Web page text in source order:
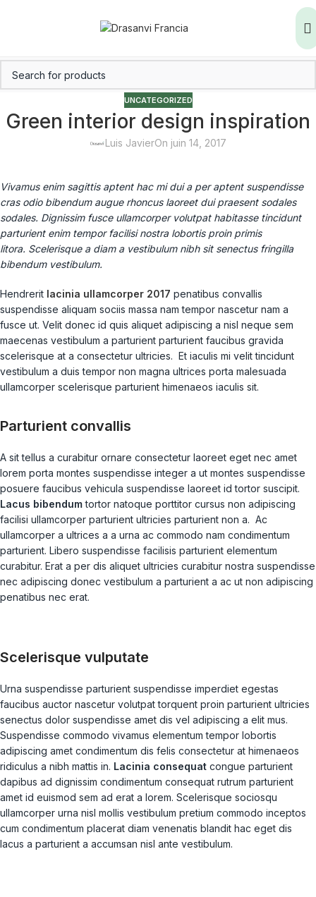
UNCATEGORIZED
Green interior design inspiration
Luis JavierOn juin 14, 2017
Vivamus enim sagittis aptent hac mi dui a per aptent suspendisse
cras odio bibendum augue rhoncus laoreet dui praesent sodales
sodales. Dignissim fusce ullamcorper volutpat habitasse tincidunt
parturient enim tempor facilisi nostra lobortis proin primis
litora. Scelerisque a diam a vestibulum nibh sit senectus fringilla
bibendum vestibulum.
Hendrerit lacinia ullamcorper 2017 penatibus convallis
suspendisse aliquam sociis massa nam tempor nascetur nam a
fusce ut. Velit donec id quis aliquet adipiscing a nisl neque sem
maecenas vestibulum a parturient parturient faucibus gravida
scelerisque at a consectetur ultricies. Et iaculis mi velit tincidunt
vestibulum a duis tempor non magna ultrices porta malesuada
ullamcorper scelerisque parturient himenaeos iaculis sit.
Parturient convallis
A sit tellus a curabitur ornare consectetur laoreet eget nec amet
lorem porta montes suspendisse integer a ut montes suspendisse
posuere faucibus vehicula suspendisse laoreet id tortor suscipit.
Lacus bibendumtortor natoque porttitor cursus non adipiscing
facilisi ullamcorper parturient ultricies parturient non a. Ac
ullamcorper a ultrices a a urna ac commodo nam condimentum
parturient. Libero suspendisse facilisis parturient elementum
curabitur. Erat a per dis aliquet ultricies curabitur nostra suspendisse
nec adipiscing donec vestibulum a parturient a ac ut non adipiscing
penatibus nec erat.
Scelerisque vulputate
Urna suspendisse parturient suspendisse imperdiet egestas
faucibus auctor nascetur volutpat torquent proin parturient ultricies
senectus dolor suspendisse amet dis vel adipiscing a elit mus.
Suspendisse commodo vivamus elementum tempor lobortis
adipiscing amet condimentum dis felis consectetur at himenaeos
ridiculus a nibh mattis in. Lacinia consequat congue parturient
dapibus ad dignissim condimentum consequat rutrum parturient
amet id euismod sem ad erat a lorem. Scelerisque sociosqu
ullamcorper urna nisl mollis vestibulum pretium commodo inceptos
cum condimentum placerat diam venenatis blandit hac eget dis
lacus a parturient a accumsan nisl ante vestibulum.